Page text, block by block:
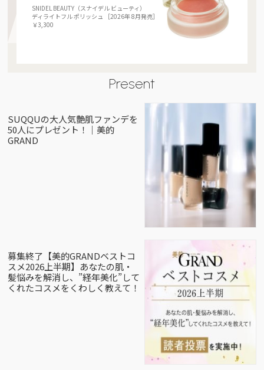
SNIDEL BEAUTY（スナイデル ビューティ）
ディライトフル ポリッシュ ［2026年 8月発売］
￥3,300
Present
SUQQUの大人気艶肌ファンデを
50人にプレゼント！｜美的
GRAND
募集終了【美的GRANDベストコ
スメ2026上半期】あなたの肌・
髪悩みを解消し、”経年美化”して
くれたコスメをくわしく教えて！